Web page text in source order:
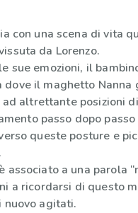
con una scena di vita
da Lorenzo.
sue emozioni, il
dove il maghetto Nanna
altrettante posizioni
passo dopo
queste posture e
associato a una parola
a ricordarsi di questo
nuovo agitati.